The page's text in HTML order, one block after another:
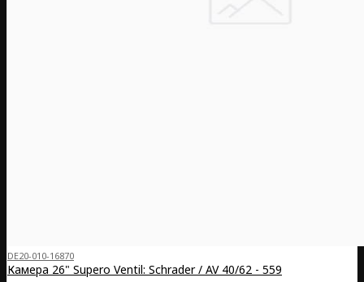
DE20-010-16870
Камера 26" Supero Ventil: Schrader / AV 40/62 - 559